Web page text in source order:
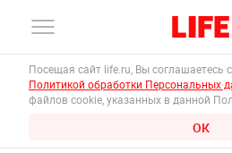
Посещая сайт life.ru, Вы соглашаетесь
Политикой обработки Персональных
файлов cookie, указанных в данной
ОК